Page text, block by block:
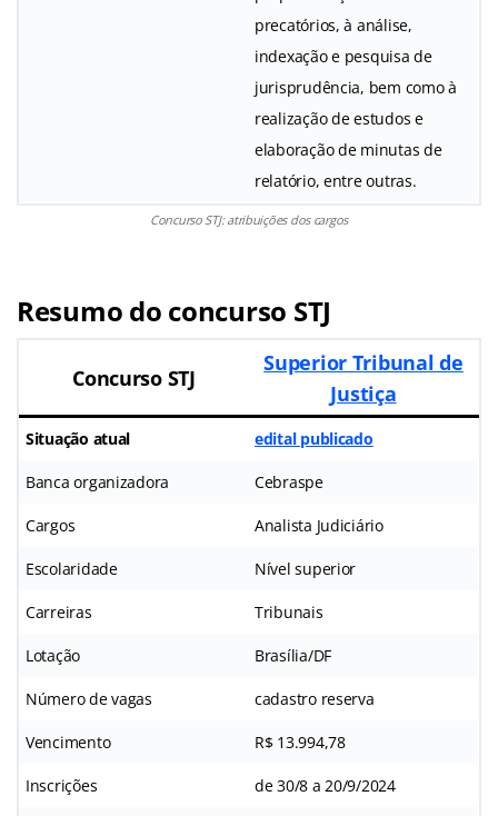
precatórios, à análise,
indexação e pesquisa de
jurisprudência, bem como à
realização de estudos e
elaboração de minutas de
relatório, entre outras.
Concurso STJ: atribuições dos cargos
Resumo do concurso STJ
Concurso STJ
Superior Tribunal de
Justiça
Situação atual edital publicado
Banca organizadora Cebraspe
Cargos Analista Judiciário
Escolaridade Nível superior
Carreiras Tribunais
Lotação Brasília/DF
Número de vagas cadastro reserva
Vencimento R$ 13.994,78
Inscrições de 30/8 a 20/9/2024